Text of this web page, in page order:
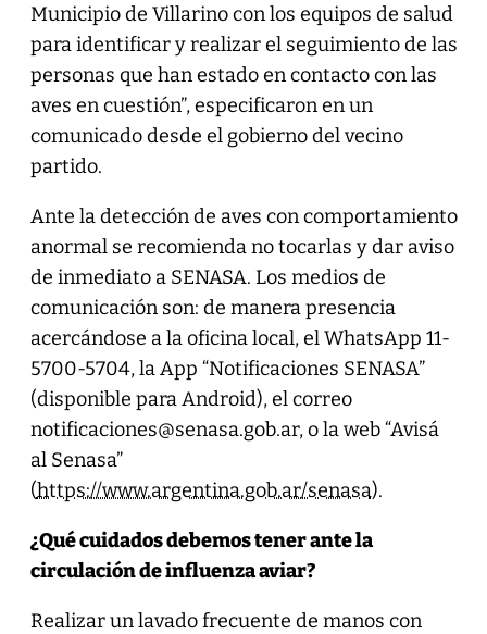
Municipio de Villarino con los equipos de salud
para identificar y realizar el seguimiento de las
personas que han estado en contacto con las
aves en cuestión”, especificaron en un
comunicado desde el gobierno del vecino
partido.
Ante la detección de aves con comportamiento
anormal se recomienda no tocarlas y dar aviso
de inmediato a SENASA. Los medios de
comunicación son: de manera presencia
acercándose a la oficina local, el WhatsApp 11-
5700-5704, la App “Notificaciones SENASA”
(disponible para Android), el correo
notificaciones@senasa.gob.ar, o la web “Avisá
al Senasa”
(https://www.argentina.gob.ar/senasa).
¿Qué cuidados debemos tener ante la
circulación de influenza aviar?
Realizar un lavado frecuente de manos con